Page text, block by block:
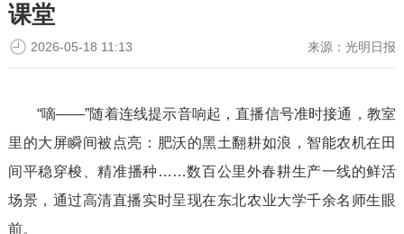
课堂
来源：光明日报
2026-05-18 11:13
“嘀——”随着连线提示音响起，直播信号准时接通，教室
里的大屏瞬间被点亮：肥沃的黑土翻耕如浪，智能农机在田
间平稳穿梭、精准播种……数百公里外春耕生产一线的鲜活
场景，通过高清直播实时呈现在东北农业大学千余名师生眼
前。